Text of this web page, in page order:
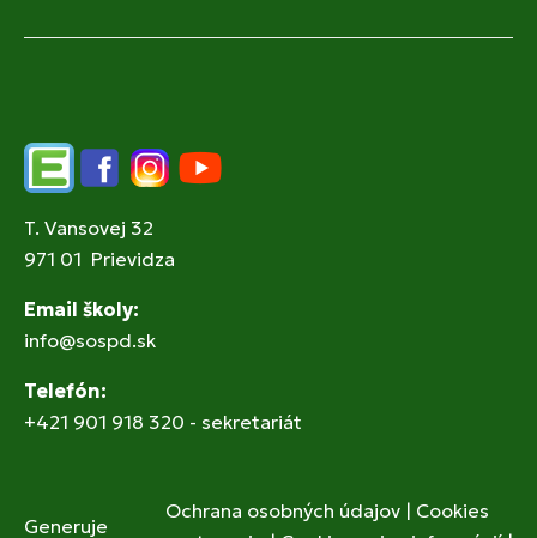
EdupageFacebookInstagram
YouTube
T. Vansovej 32
971 01 Prievidza
Email školy:
info@sospd.sk
Telefón:
+421 901 918 320 - sekretariát
Generuje
Ochrana osobných údajov | Cookies